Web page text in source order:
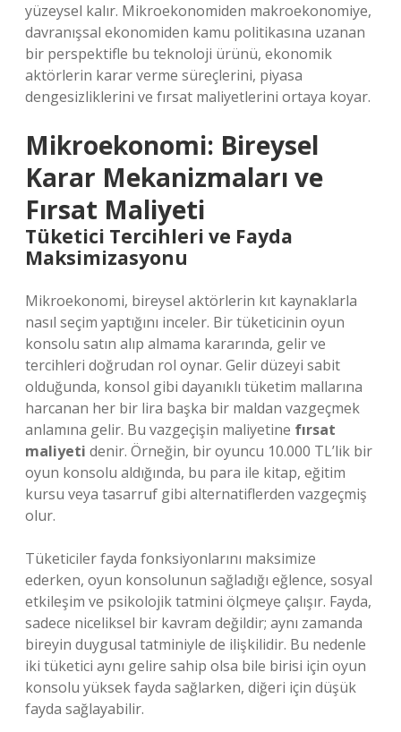
yüzeysel kalır. Mikroekonomiden makroekonomiye,
davranışsal ekonomiden kamu politikasına uzanan
bir perspektifle bu teknoloji ürünü, ekonomik
aktörlerin karar verme süreçlerini, piyasa
dengesizliklerini ve fırsat maliyetlerini ortaya koyar.
Mikroekonomi: Bireysel
Karar Mekanizmaları ve
Fırsat Maliyeti
Tüketici Tercihleri ve Fayda
Maksimizasyonu
Mikroekonomi, bireysel aktörlerin kıt kaynaklarla
nasıl seçim yaptığını inceler. Bir tüketicinin oyun
konsolu satın alıp almama kararında, gelir ve
tercihleri doğrudan rol oynar. Gelir düzeyi sabit
olduğunda, konsol gibi dayanıklı tüketim mallarına
harcanan her bir lira başka bir maldan vazgeçmek
anlamına gelir. Bu vazgeçişin maliyetine fırsat
maliyeti denir. Örneğin, bir oyuncu 10.000 TL’lik bir
oyun konsolu aldığında, bu para ile kitap, eğitim
kursu veya tasarruf gibi alternatiflerden vazgeçmiş
olur.
Tüketiciler fayda fonksiyonlarını maksimize
ederken, oyun konsolunun sağladığı eğlence, sosyal
etkileşim ve psikolojik tatmini ölçmeye çalışır. Fayda,
sadece niceliksel bir kavram değildir; aynı zamanda
bireyin duygusal tatminiyle de ilişkilidir. Bu nedenle
iki tüketici aynı gelire sahip olsa bile birisi için oyun
konsolu yüksek fayda sağlarken, diğeri için düşük
fayda sağlayabilir.